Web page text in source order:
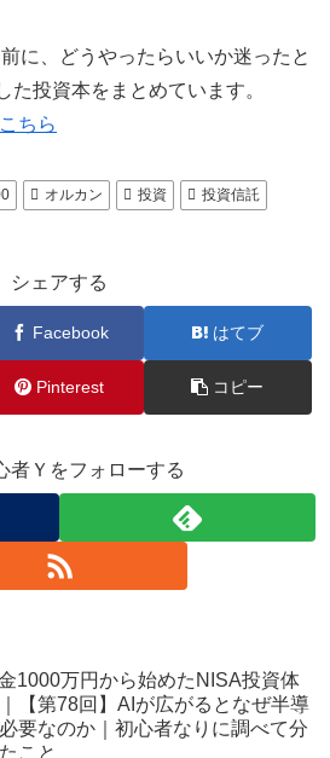
に、どうやったらいいか迷ったと
た投資本をまとめています。
ちら
オルカン 投資
投資信託
シェアする
Facebook はてブ
Pinterest コピー
者Ｙをフォローする
1000万円から始めたNISA投資体
【第78回】AIが広がるとなぜ半導
要なのか｜初心者なりに調べて分
こと